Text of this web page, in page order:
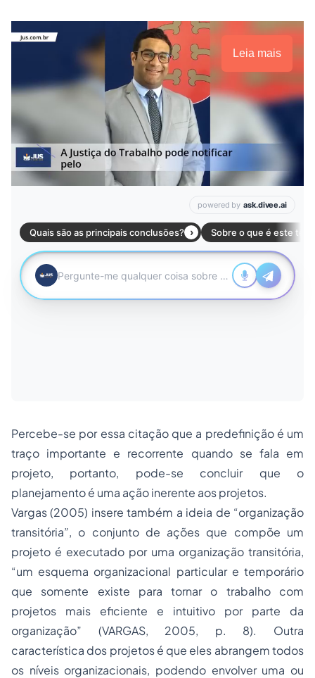
Leia mais
Percebe-se por essa citação que a predefinição é um
traço importante e recorrente quando se fala em
projeto, portanto, pode-se concluir que o
planejamento é uma ação inerente aos projetos.
Vargas (2005) insere também a ideia de “organização
transitória”, o conjunto de ações que compõe um
projeto é executado por uma organização transitória,
“um esquema organizacional particular e temporário
que somente existe para tornar o trabalho com
projetos mais eficiente e intuitivo por parte da
organização” (VARGAS, 2005, p. 8). Outra
característica dos projetos é que eles abrangem todos
os níveis organizacionais, podendo envolver uma ou